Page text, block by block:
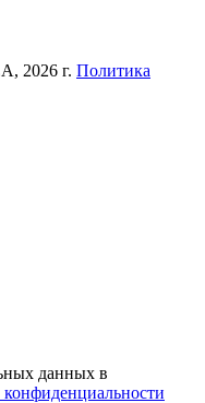
2026 г. Политика
данных в